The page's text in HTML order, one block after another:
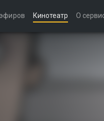
Кинотеатр О